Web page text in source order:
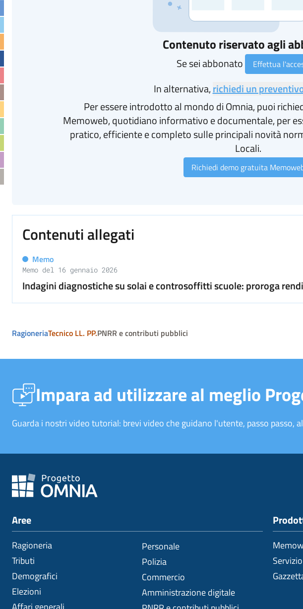
Contenuto riservato agli
Se sei abbonato Effettua
In alternativa,richiedi un
Per essere introdotto al mondo di Omnia, puoi
Memoweb, quotidiano informativo e documentale, per
pratico, efficiente e completo sulle principali novità
Locali.
Richiedi demo gratuita
Contenuti allegati
Memo
Memo del 16 gennaio 2026
Indagini diagnostiche su solai e controsoffitti scuole: proroga
RagioneriaTecnico LL. PP.PNRR e contributi pubblici
Impara ad utilizzare al meglio
Guarda i nostri video tutorial: brevi video che guidano l'utente, passo passo,
Aree
Ragioneria
Tributi
Demografici
Elezioni
Personale
Polizia
Commercio
Amministrazione digitale